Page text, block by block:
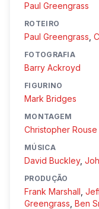
Paul Greengrass
ROTEIRO
Paul Greengrass
FOTOGRAFIA
Barry Ackroyd
FIGURINO
Mark Bridges
MONTAGEM
Christopher Rouse
MÚSICA
David Buckley,
PRODUÇÃO
Frank Marshall
Greengrass Ben